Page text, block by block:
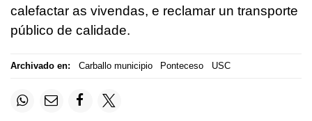
calefactar as vivendas, e reclamar un transporte
público de calidade.
Archivado en: Carballo municipio Ponteceso USC